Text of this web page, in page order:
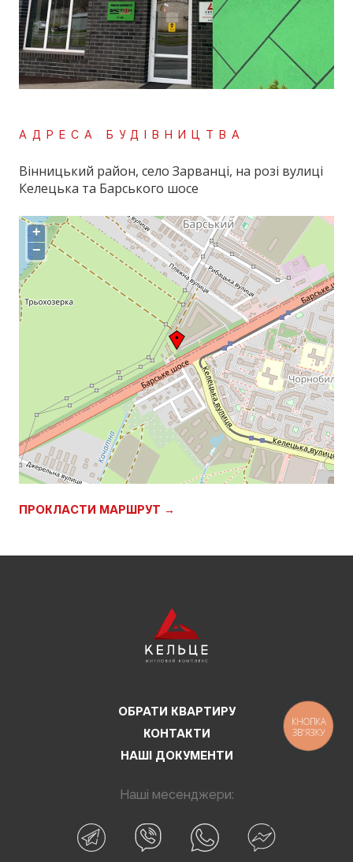
АДРЕСА БУДІВНИЦТВА
Вінницький район, село Зарванці, на розі вулиці
Келецька та Барського шосе
+
−
ПРОКЛАСТИ МАРШРУТ →
ОБРАТИ КВАРТИРУ
КОНТАКТИ
НАШІ ДОКУМЕНТИ
Наші месенджери:
КНОПКА
ЗВ'ЯЗКУ